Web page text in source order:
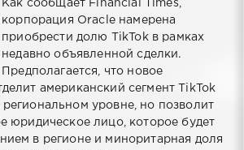
Как сообщает Financial Times,
корпорация Oracle намерена
приобрести долю TikTok в рамках
недавно объявленной сделки.
Предполагается, что новое
американский сегмент TikTok
уровне, но позволит
юридическое лицо, которое будет
в регионе и миноритарная доля